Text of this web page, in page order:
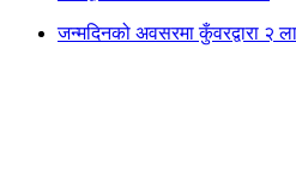
जन्मदिनको अवसरमा कुँवरद्वारा २